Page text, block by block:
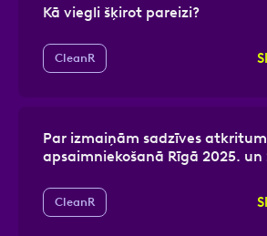
Kā viegli šķirot pareizi?
CleanR
Par izmaiņām sadzīves
apsaimniekošanā Rīgā 2025. un
CleanR